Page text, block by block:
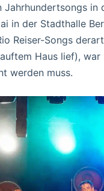
in der Stadthalle
Reiser-Songs
Haus lief),
werden muss.